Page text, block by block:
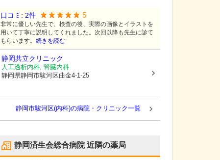
口コミ: 2件 5
非常に優しい先生で、検査の後、実際の画像とイラストを
用いて丁寧に説明してくれました。次回以降も先生に診て
もらいます。 続きを読む
静岡共立クリニック
人工透析内科, 腎臓内科
静岡県静岡市駿河区曲金4-1-25
静岡市駿河区(内科)の病院・クリニック一覧
静岡済生会総合病院近隣の薬局